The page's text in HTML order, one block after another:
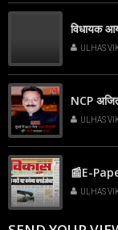
विधायक
ULHAS
NCP अजित
ULHAS
📰E-
ULHAS